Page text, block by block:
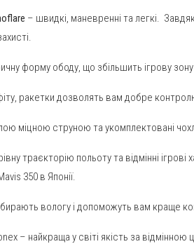
– швидкі, маневренні та легкі.
форму ободу, що збільшить ігрову
ракетки дозволять вам добре
міцною струною та укомплектовані
траєкторію польоту та відмінні
350 в Японії.
вологу і допоможуть вам краще
– найкраща у світі якість за відмінною